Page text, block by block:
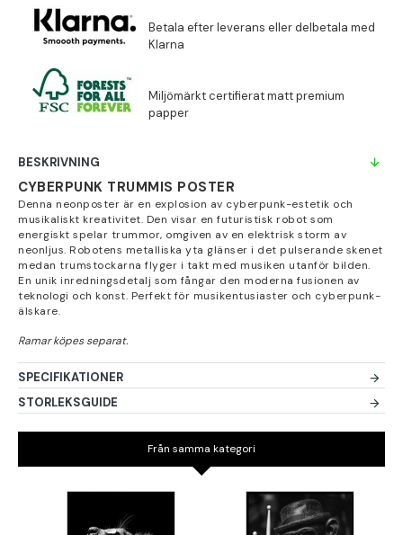
BESKRIVNING
CYBERPUNK TRUMMIS POSTER
Denna neonposter är en explosion av cyberpunk-estetik och
musikaliskt kreativitet. Den visar en futuristisk robot som
energiskt spelar trummor, omgiven av en elektrisk storm av
neonljus. Robotens metalliska yta glänser i det pulserande skenet
medan trumstockarna flyger i takt med musiken utanför bilden.
En unik inredningsdetalj som fångar den moderna fusionen av
teknologi och konst. Perfekt för musikentusiaster och cyberpunk-
älskare.
SPECIFIKATIONER
STORLEKSGUIDE
Från samma kategori